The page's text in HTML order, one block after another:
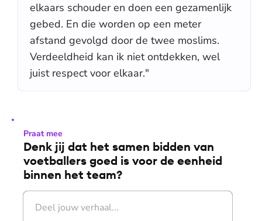
elkaars schouder en doen een gezamenlijk
gebed. En die worden op een meter
afstand gevolgd door de twee moslims.
Verdeeldheid kan ik niet ontdekken, wel
juist respect voor elkaar."
Praat mee
Denk jij dat het samen bidden van
voetballers goed is voor de eenheid
binnen het team?